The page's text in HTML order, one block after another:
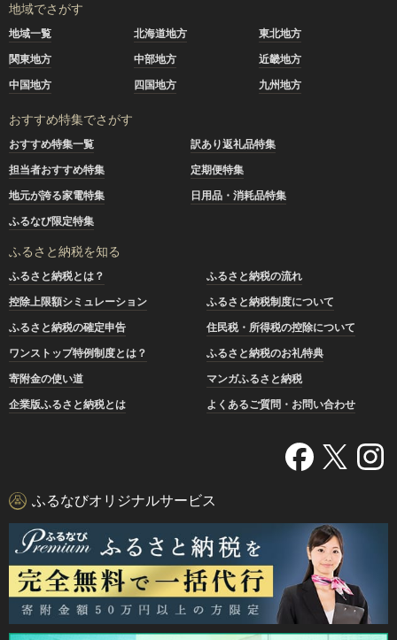
地域でさがす
地域一覧 北海道地方
東北地方
関東地方
中部地方
近畿地方
中国地方
四国地方 九州地方
おすすめ特集でさがす
おすすめ特集一覧
訳あり返礼品特集
担当者おすすめ特集
定期便特集
地元が誇る家電特集
日用品・消耗品特集
ふるなび限定特集
ふるさと納税を知る
ふるさと納税とは？
ふるさと納税の流れ
控除上限額シミュレーション
ふるさと納税制度について
ふるさと納税の確定申告
住民税・所得税の控除について
ワンストップ特例制度とは？
ふるさと納税のお礼特典
寄附金の使い道
マンガふるさと納税
企業版ふるさと納税とは
よくあるご質問・お問い合わせ
ふるなびオリジナルサービス